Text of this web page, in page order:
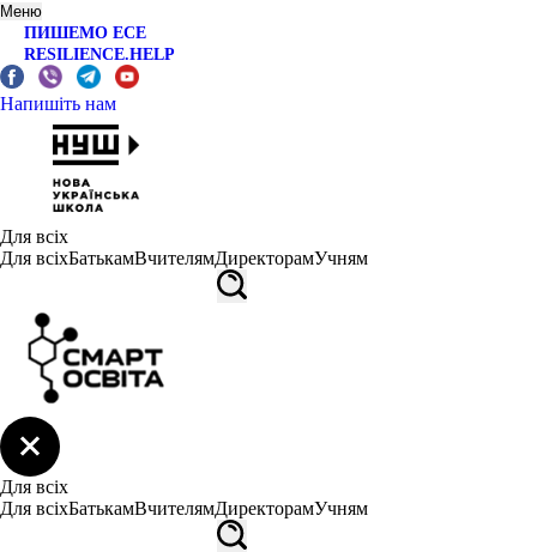
Меню
ПИШЕМО ЕСЕ
RESILIENCE.HELP
Напишіть нам
Для всіх
Для всіхБатькамВчителямДиректорамУчням
Для всіх
Для всіхБатькамВчителямДиректорамУчням